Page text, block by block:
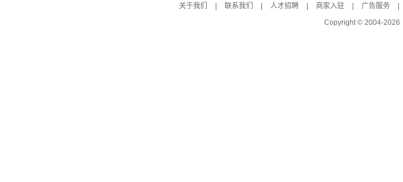
关于我们
联系我们 人才招聘 商家入驻 广告服务
Copyright © 2004-2026